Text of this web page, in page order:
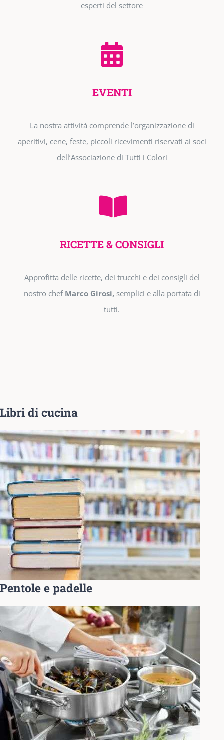
esperti del settore
EVENTI
La nostra attività comprende l’organizzazione di
aperitivi, cene, feste, piccoli ricevimenti riservati ai soci
dell’Associazione di Tutti i Colori
RICETTE & CONSIGLI
Approfitta delle ricette, dei trucchi e dei consigli del
nostro chef Marco Girosi,semplici e alla portata di
tutti.
Libri di cucina
Pentole e padelle